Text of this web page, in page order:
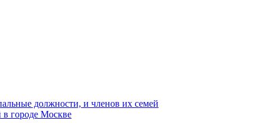
должности, и членов их семей
в городе Москве